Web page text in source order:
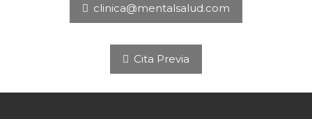
clinica@mentalsalud.com
Cita Previa